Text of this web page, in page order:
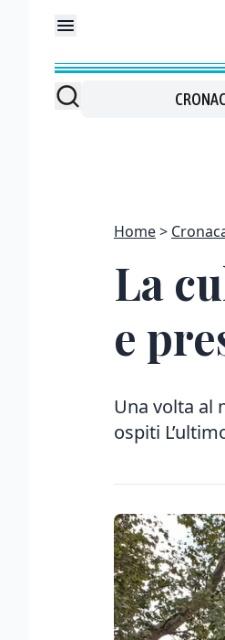
Home
La
e
Una volta al
ospiti